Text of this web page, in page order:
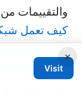
والتقييمات
عملية للمبتدئين
×
Visit